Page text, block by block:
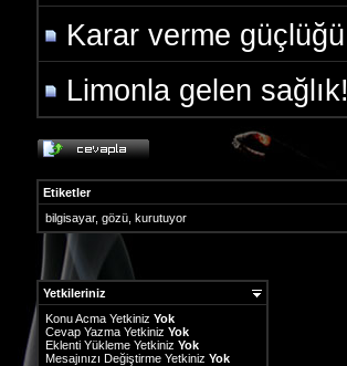
Karar verme güçlüğü
Limonla gelen sağlık!
Etiketler
bilgisayar, gözü kurutuyor
Yetkileriniz
Konu Acma Yetkiniz Yok
Cevap Yazma Yetkiniz Yok
Eklenti Yükleme Yetkiniz Yok
Mesajınızı Değiştirme Yetkiniz Yok